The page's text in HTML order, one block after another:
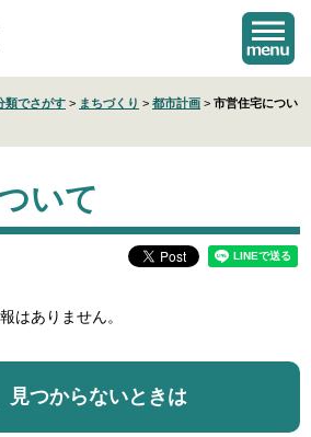
類でさがす > まちづくり > 都市計画 > 市営住宅につい
いて
はありません。
見つからないときは